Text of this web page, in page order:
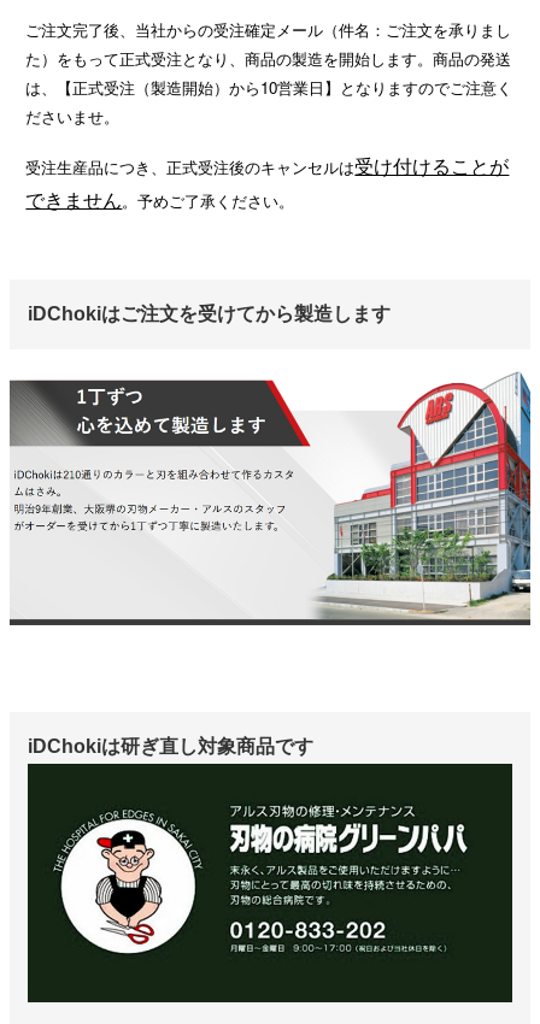
ご注文完了後、当社からの受注確定メール（件名：ご注文を承りまし
た）をもって正式受注となり、商品の製造を開始します。商品の発送
は、【正式受注（製造開始）から10営業日】となりますのでご注意く
ださいませ。
受注生産品につき、正式受注後のキャンセルは受け付けることが
できません。予めご了承ください。
iDChokiはご注文を受けてから製造します
iDChokiは研ぎ直し対象商品です